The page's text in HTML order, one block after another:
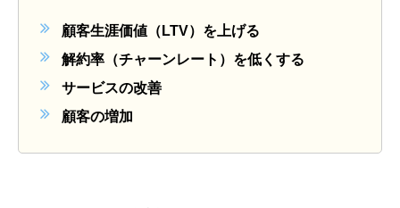
顧客生涯価値（LTV）を上げる
解約率（チャーンレート）を低くする
サービスの改善
顧客の増加